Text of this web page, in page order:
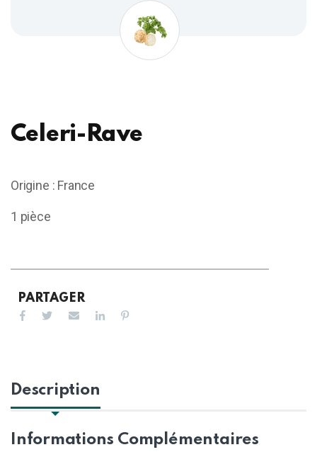
Celeri-Rave
Origine : France
1 pièce
PARTAGER
Description
Informations Complémentaires